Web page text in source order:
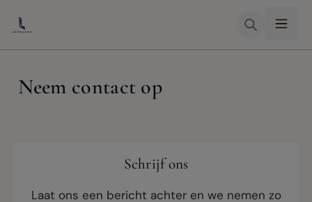
Neem contact op
Schrijf ons
Laat ons een bericht achter en we nemen zo